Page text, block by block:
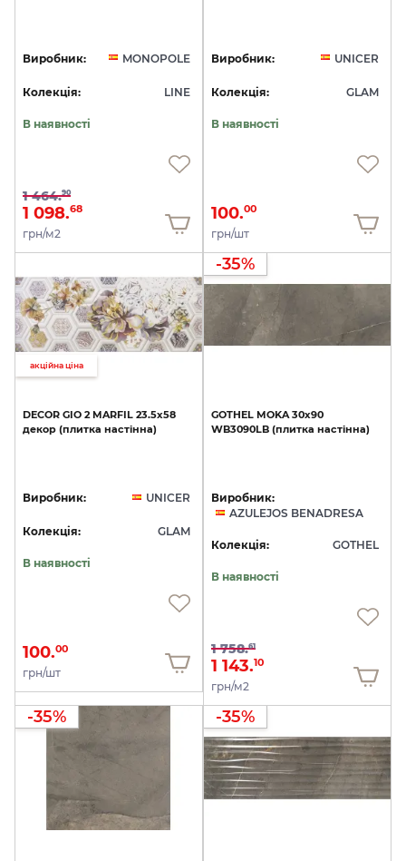
Виробник: MONOPOLE
Колекція: LINE
В наявності
1 464.90
1 098.68
грн/м2
Виробник: UNICER
Колекція: GLAM
В наявності
100.00
грн/шт
акційна ціна
DECOR GIO 2 MARFIL 23.5x58
декор (плитка настінна)
Виробник: UNICER
Колекція: GLAM
В наявності
100.00
грн/шт
-35%
GOTHEL MOKA 30х90
WB3090LB (плитка настінна)
Виробник:
AZULEJOS BENADRESA
Колекція: GOTHEL
В наявності
1 758.61
1 143.10
грн/м2
-35% -35%